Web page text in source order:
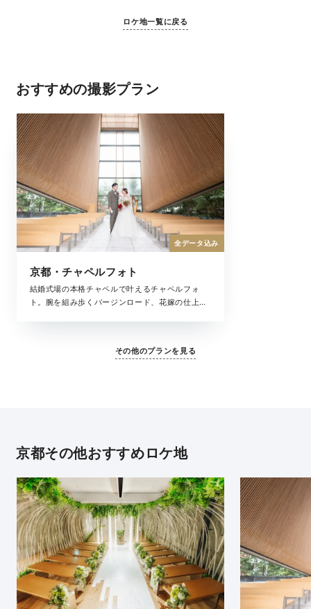
ロケ地一覧に戻る
おすすめの撮影プラン
京都・チャペルフォト
結婚式場の本格チャペルで叶えるチャペルフォ
ト。腕を組み歩くバージンロード、花嫁の仕上げ
影データがセットになったプランです。
全データ込み
その他のプランを見る
京都その他おすすめロケ地